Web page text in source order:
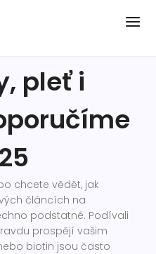
pleť i
chcete vědět, jak
článcích na
podstatné. Podívali
prospějí vašim
biotin jsou často